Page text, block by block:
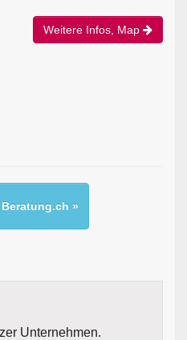
Weitere Infos, Map
»
Unternehmen.